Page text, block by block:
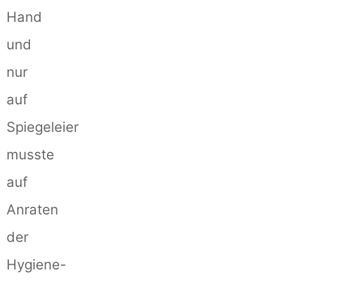
Hand
und
nur
auf
Spiegeleier
musste
auf
Anraten
der
Hygiene-